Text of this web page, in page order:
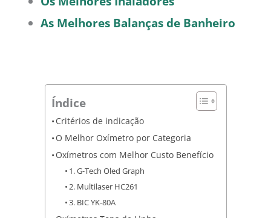
As Melhores Balanças de Banheiro
Índice
Critérios de indicação
O Melhor Oxímetro por Categoria
Oxímetros com Melhor Custo Benefício
1. G-Tech Oled Graph
2. Multilaser HC261
3. BIC YK-80A